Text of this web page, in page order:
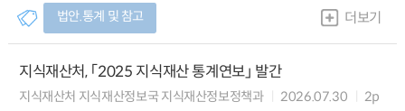
법안.통계 및 참고 더보기
지식재산처, 「2025 지식재산 통계연보」 발간
지식재산처 지식재산정보국 지식재산정보정책과 2026.07.30 2p